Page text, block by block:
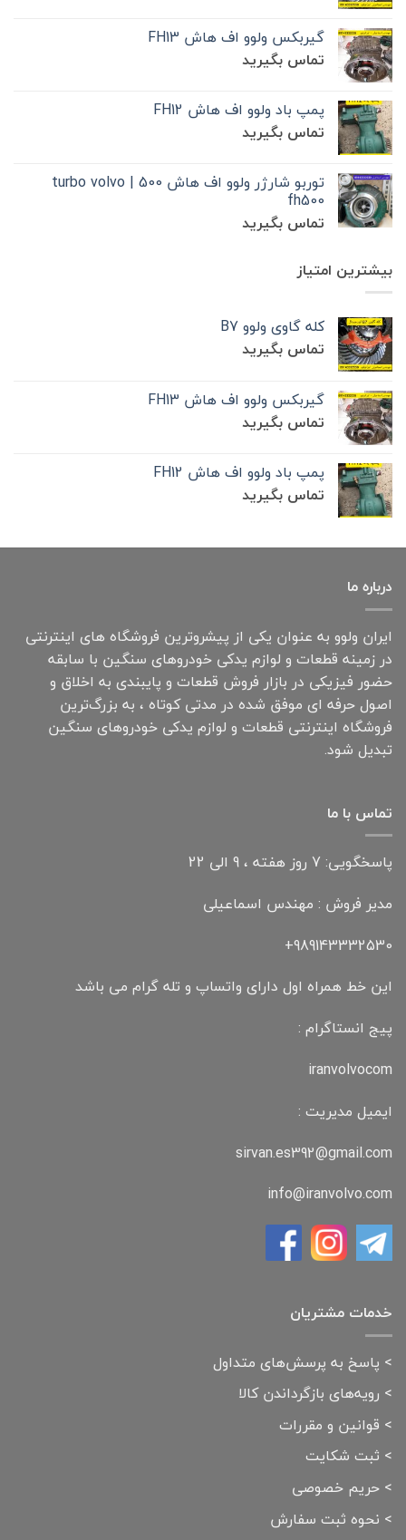
گیربکس ولوو اف هاش FH13
تماس بگیرید
پمپ باد ولوو اف هاش FH12
تماس بگیرید
توربو شارژر ولوو اف هاش 500 | turbo volvo
fh500
تماس بگیرید
بیشترین امتیاز
کله گاوی ولوو B7
تماس بگیرید
گیربکس ولوو اف هاش FH13
تماس بگیرید
پمپ باد ولوو اف هاش FH12
تماس بگیرید
درباره ما
ایران ولوو به عنوان یکی از پیشروترین فروشگاه های اینترنتی
در زمینه قطعات و لوازم یدکی خودروهای سنگین با سابقه
حضور فیزیکی در بازار فروش قطعات و پایبندی به اخلاق و
اصول حرفه ای موفق شده در مدتی کوتاه ، به بزرگ‌ترین
فروشگاه اینترنتی قطعات و لوازم یدکی خودروهای سنگین
تبدیل شود.
تماس با ما
پاسخگویی: 7 روز هفته ، 9 الی 22
مدیر فروش : مهندس اسماعیلی
989143332530+
این خط همراه اول دارای واتساپ و تله گرام می باشد
پیج انستاگرام :
iranvolvocom
ایمیل مدیریت :
sirvan.es392@gmail.com
info@iranvolvo.com
خدمات مشتریان
> پاسخ به پرسش‌های متداول
> رویه‌های بازگرداندن کالا
> قوانین و مقررات
> ثبت شکایت
> حریم خصوصی
> نحوه ثبت سفارش